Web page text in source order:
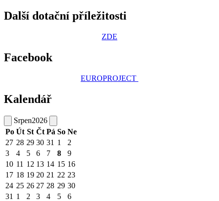
Další dotační příležitosti
ZDE
Facebook
EUROPROJECT
Kalendář
Srpen2026
Po Út St Čt Pá So Ne
27 28 29 30 31 1
2
3
4 5 6 7 8
9
10 11 12 13 14 15 16
17 18 19 20 21 22 23
24 25 26 27 28 29 30
31 1 2 3 4 5 6